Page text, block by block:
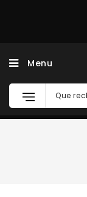
Menu